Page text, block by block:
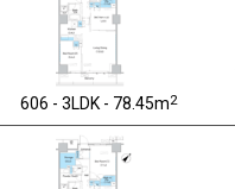
606 - 3LDK - 78.45m2